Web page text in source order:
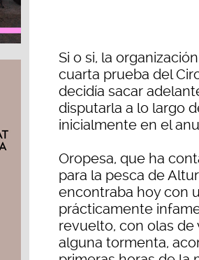
Si o si, la
cuarta prueba del
decidía sacar
disputarla a lo largo
inicialmente en el
Oropesa, que ha
para la pesca de
encontraba hoy con
prácticamente
revuelto, con olas de
alguna tormenta,